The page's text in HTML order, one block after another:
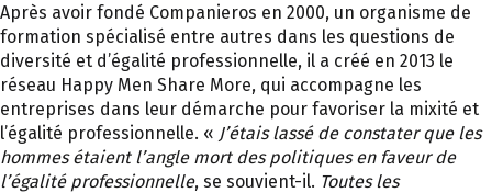
Après avoir fondé Companieros en 2000, un organisme de
formation spécialisé entre autres dans les questions de
diversité et d’égalité professionnelle, il a créé en 2013 le
réseau Happy Men Share More, qui accompagne les
entreprises dans leur démarche pour favoriser la mixité et
l’égalité professionnelle. « J’étais lassé de constater que les
hommes étaient l’angle mort des politiques en faveur de
l’égalité professionnelle, se souvient-il. Toutes les